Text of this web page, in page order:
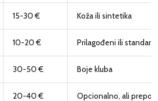
15-30 € Koža ili sintetika
10-20 € Prilagođeni ili
30-50 € Boje kluba
20-40 € Opcionalno, ali